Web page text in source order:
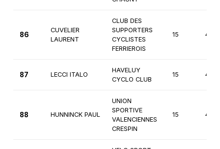
86
CUVELIER
LAURENT
CLUB DES
SUPPORTERS
CYCLISTES
FERRIEROIS
15
87 LECCI ITALO
HAVELUY
CYCLO CLUB
15
88 HUNNINCK PAUL
UNION
SPORTIVE
VALENCIENNES
CRESPIN
15